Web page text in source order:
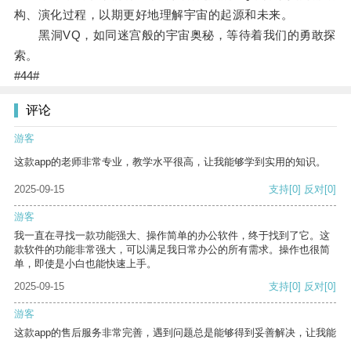
构、演化过程，以期更好地理解宇宙的起源和未来。
黑洞VQ，如同迷宫般的宇宙奥秘，等待着我们的勇敢探
索。
#44#
评论
游客
这款app的老师非常专业，教学水平很高，让我能够学到实用的知识。
2025-09-15 支持[0] 反对[0]
游客
我一直在寻找一款功能强大、操作简单的办公软件，终于找到了它。这
款软件的功能非常强大，可以满足我日常办公的所有需求。操作也很简
单，即使是小白也能快速上手。
2025-09-15
支持[0] 反对[0]
游客
这款app的售后服务非常完善，遇到问题总是能够得到妥善解决，让我能